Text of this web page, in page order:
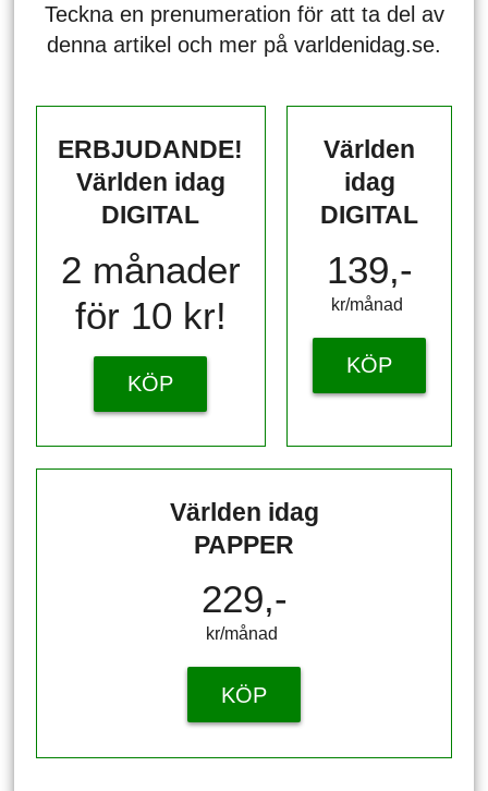
Teckna en prenumeration för att ta del av
denna artikel och mer på varldenidag.se.
ERBJUDANDE!
Världen idag
DIGITAL
2 månader
för 10 kr!
KÖP
Världen
idag
DIGITAL
139,-
kr/månad ​​​​​​
KÖP
Världen idag
PAPPER
229,-
kr/månad ​​​​​​
KÖP